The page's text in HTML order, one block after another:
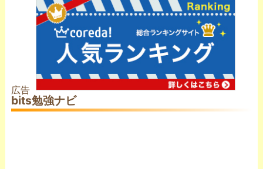
広告
bits勉強ナビ